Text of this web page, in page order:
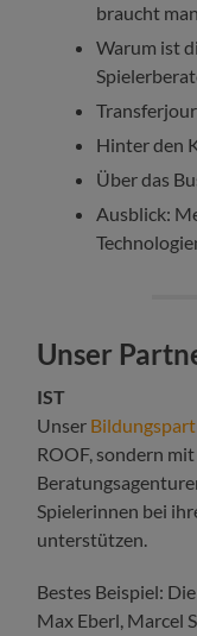
braucht
Warum ist
Hinter den
Über das
Ausblick:
Unser
IST
Unser
ROOF, sondern
Spielerinnen bei
unterstützen.
Bestes Beispiel:
Max Eberl, Marcel